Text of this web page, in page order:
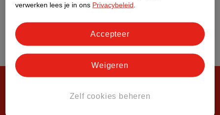
verwerken lees je in ons Privacybeleid
Zelf cookies beheren
Weigeren
Accepteer